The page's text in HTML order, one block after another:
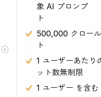
象 AI プロンプ
ト
500,000 クロー
ト
1 ユーザーあたり
ット数無制限
1 ユーザー を含む